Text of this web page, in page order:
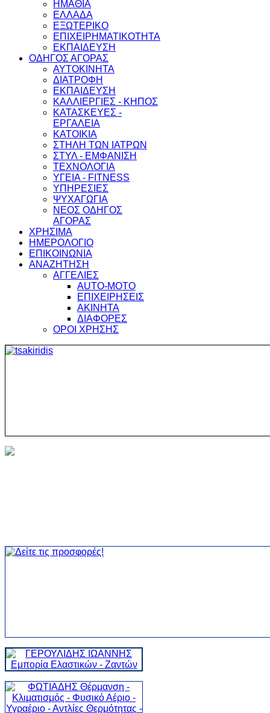
ΗΜΑΘΙΑ
ΕΛΛΑΔΑ
ΕΞΩΤΕΡΙΚΟ
ΕΠΙΧΕΙΡΗΜΑΤΙΚΟΤΗΤΑ
ΕΚΠΑΙΔΕΥΣΗ
ΟΔΗΓΟΣ ΑΓΟΡΑΣ
ΑΥΤΟΚΙΝΗΤΑ
ΔΙΑΤΡΟΦΗ
ΕΚΠΑΙΔΕΥΣΗ
ΚΑΛΛΙΕΡΓΙΕΣ - ΚΗΠΟΣ
ΚΑΤΑΣΚΕΥΕΣ -
ΕΡΓΑΛΕΙΑ
ΚΑΤΟΙΚΙΑ
ΣΤΗΛΗ ΤΩΝ ΙΑΤΡΩΝ
ΣΤΥΛ - ΕΜΦΑΝΙΣΗ
ΤΕΧΝΟΛΟΓΙΑ
ΥΓΕΙΑ - FITNESS
ΥΠΗΡΕΣΙΕΣ
ΨΥΧΑΓΩΓΙΑ
ΝΕΟΣ ΟΔΗΓΟΣ
ΑΓΟΡΑΣ
ΧΡΗΣΙΜΑ
ΗΜΕΡΟΛΟΓΙΟ
ΕΠΙΚΟΙΝΩΝΙΑ
ΑΝΑΖΗΤΗΣΗ
ΑΓΓΕΛΙΕΣ
AUTO-MOTO
ΕΠΙΧΕΙΡΗΣΕΙΣ
ΑΚΙΝΗΤΑ
ΔΙΑΦΟΡΕΣ
ΟΡΟΙ ΧΡΗΣΗΣ